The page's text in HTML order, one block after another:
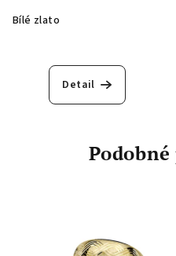
Bílé zlato
Detail